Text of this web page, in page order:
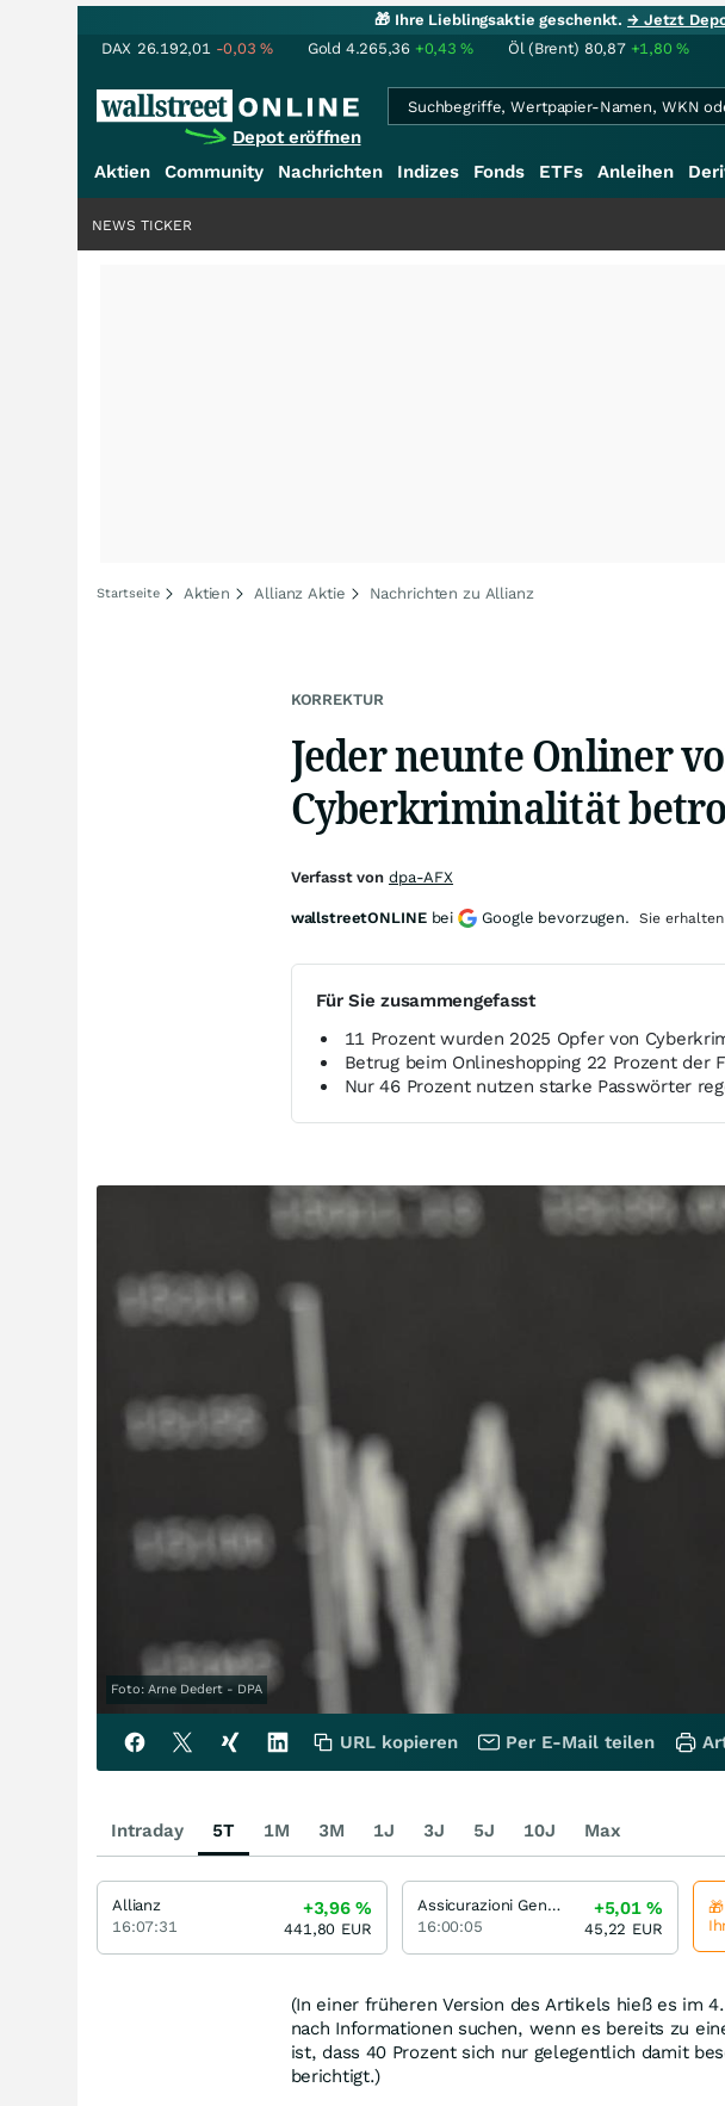
🎁 Ihre Lieblingsaktie geschenkt.→ Jetzt
DAX 26.192,01 -0,03% Gold 4.265,36 +0,43% Öl (Brent) 80,87 +1,80%
Depot eröffnen
Aktien Community Nachrichten Indizes Fonds ETFs Anleihen
NEWS TICKER
Startseite Aktien Allianz Aktie Nachrichten zu Allianz
KORREKTUR
Jeder neunte Onliner
Cyberkriminalität
Für Sie zusammengefasst
11 Prozent wurden 2025 Opfer von
Betrug beim Onlineshopping 22 Prozent der
Nur 46 Prozent nutzen starke Passwörter
Foto: Arne Dedert - DPA
(In einer früheren Version des Artikels hieß es im
nach Informationen suchen, wenn es bereits zu
ist, dass 40 Prozent sich nur gelegentlich damit
berichtigt.)
Verfasst von dpa-AFX
wallstreetONLINE bei Google bevorzugen. Sie
URL kopieren Per E-Mail teilen
Intraday 5T 1M 3M 1J 3J 5J 10J Max
Allianz
16:07:31
+3,96%
441,80 EUR
Assicurazioni Generali
16:00:05
+5,01%
45,22 EUR